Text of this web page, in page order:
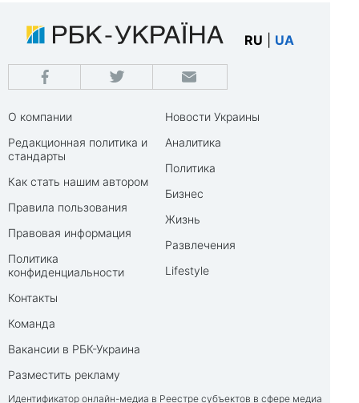
RU UA
О компании
Редакционная политика и
стандарты
Как стать нашим автором
Правила пользования
Правовая информация
Политика
конфиденциальности
Контакты
Команда
Вакансии в РБК-Украина
Разместить рекламу
Новости Украины
Аналитика
Политика
Бизнес
Жизнь
Развлечения
Lifestyle
Идентификатор онлайн-медиа в Реестре субъектов в сфере медиа